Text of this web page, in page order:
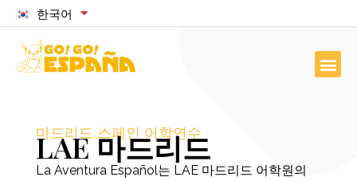
한국어
마드리드 스페인 어학연수
LAE 마드리드
La Aventura Español는 LAE 마드리드 어학원의